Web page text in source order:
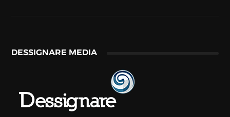
DESSIGNARE MEDIA